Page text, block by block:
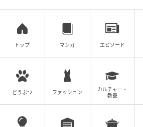
トップ マンガ エピソード
どうぶつ ファッション
カルチャー・
教養